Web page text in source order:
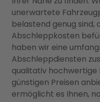
unerwartete
belastend genug sind,
Abschleppkosten
haben wir eine
Abschleppdiensten
qualitativ hochwertige
günstigen Preisen
ermöglicht es Ihnen,